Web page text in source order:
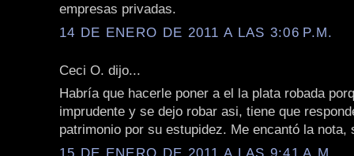
empresas privadas.
14 DE ENERO DE 2011 A LAS 3:06 P.M.
Ceci O. dijo...
Habría que hacerle poner a el la plata robada
imprudente y se dejo robar asi, tiene que
patrimonio por su estupidez. Me encantó la nota,
15 DE ENERO DE 2011 A LAS 9:41 A.M.